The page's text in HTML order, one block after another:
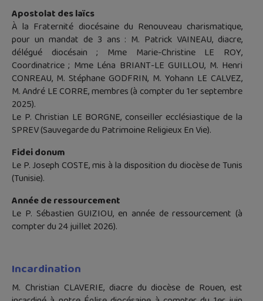
Apostolat des laïcs
À la Fraternité diocésaine du Renouveau charismatique,
pour un mandat de 3 ans : M. Patrick VAINEAU, diacre,
délégué diocésain ; Mme Marie-Christine LE ROY,
Coordinatrice ; Mme Léna BRIANT-LE GUILLOU, M. Henri
CONREAU, M. Stéphane GODFRIN, M. Yohann LE CALVEZ,
M. André LE CORRE, membres (à compter du 1er septembre
2025).
Le P. Christian LE BORGNE, conseiller ecclésiastique de la
SPREV (Sauvegarde du Patrimoine Religieux En Vie).
Fidei donum
Le P. Joseph COSTE, mis à la disposition du diocèse de Tunis
(Tunisie).
Année de ressourcement
Le P. Sébastien GUIZIOU, en année de ressourcement (à
compter du 24 juillet 2026).
Incardination
M. Christian CLAVERIE, diacre du diocèse de Rouen, est